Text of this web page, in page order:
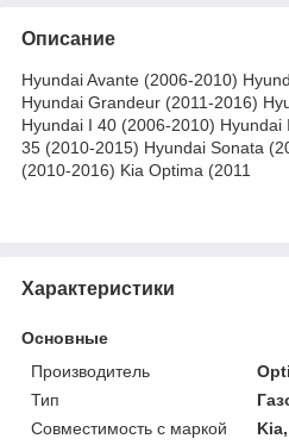
Описание
Hyundai Avante (2006-2010)
Hyundai Grandeur (2011-2016)
Hyundai I 40 (2006-2010)
35 (2010-2015) Hyundai Sonata
(2010-2016) Kia Optima (2011
Характеристики
Основные
Производитель
Тип
Совместимость с маркой